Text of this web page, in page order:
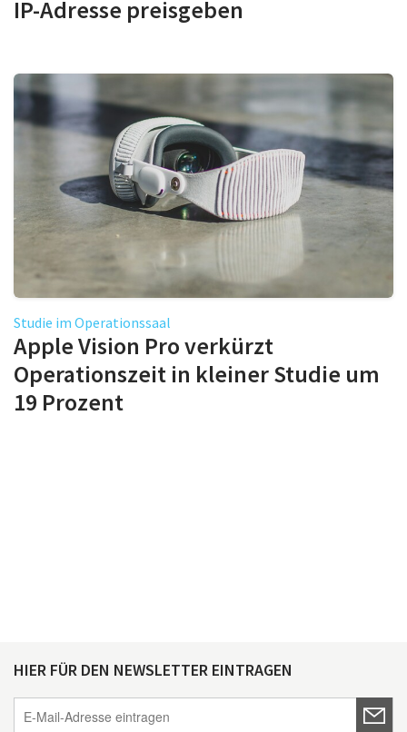
IP-Adresse preisgeben
Studie im Operationssaal
Apple Vision Pro verkürzt
Operationszeit in kleiner Studie um
19 Prozent
HIER FÜR DEN NEWSLETTER EINTRAGEN